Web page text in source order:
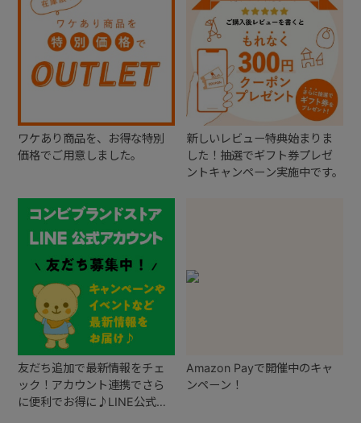
ワケあり商品を、お得な特別
価格でご用意しました。
新しいレビュー特典始まりま
した！抽選でギフト券プレゼ
ントキャンペーン実施中です。
友だち追加で最新情報をチェ
ック！アカウント連携でさら
に便利でお得に♪LINE公式ア
Amazon Payで開催中のキャ
ンペーン！